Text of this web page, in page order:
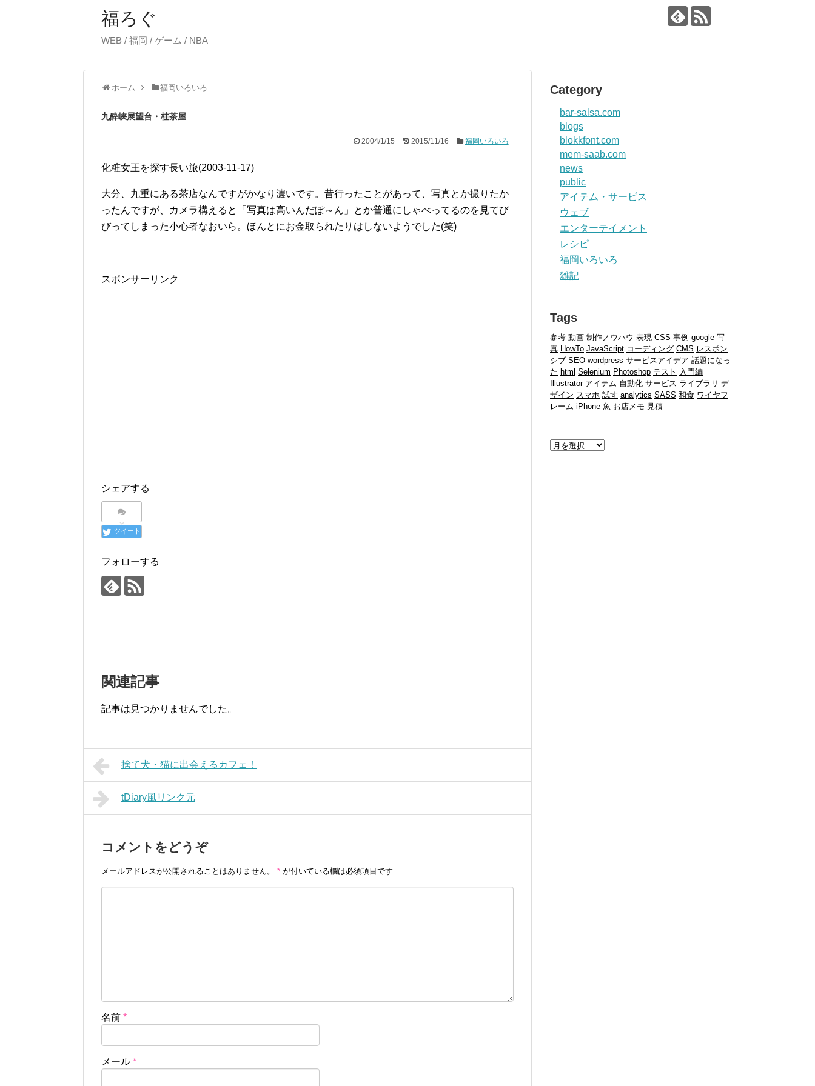
福ろぐ
WEB / 福岡 / ゲーム / NBA
ホーム 福岡いろいろ
九酔峡展望台・桂茶屋
2004/1/15 2015/11/16 福岡いろいろ
化粧女王を探す長い旅(2003-11-17)
大分、九重にある茶店なんですがかなり濃いです。昔行ったことがあって、写真とか撮りたか
ったんですが、カメラ構えると「写真は高いんだぽ～ん」とか普通にしゃべってるのを見てび
びってしまった小心者なおいら。ほんとにお金取られたりはしないようでした(笑)
スポンサーリンク
シェアする
ツイート
フォローする
関連記事
記事は見つかりませんでした。
捨て犬・猫に出会えるカフェ！
tDiary風リンク元
コメントをどうぞ
メールアドレスが公開されることはありません。 * が付いている欄は必須項目です
名前 *
メール *
Category
bar-salsa.com
blogs
blokkfont.com
mem-saab.com
news
public
アイテム・サービス
ウェブ
エンターテイメント
レシピ
福岡いろいろ
雑記
Tags
参考 動画 制作ノウハウ 表現 CSS 事例 google 写
真 HowTo JavaScript コーディング CMS レスポン
シブ SEO wordpress サービスアイデア 話題になっ
た html Selenium Photoshop テスト 入門編
Illustrator アイテム 自動化 サービス ライブラリ デ
ザイン スマホ 試す analytics SASS 和食 ワイヤフ
レーム iPhone 魚 お店メモ 見積